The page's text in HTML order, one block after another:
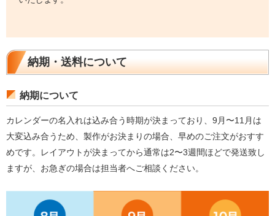
納期・送料について
納期について
カレンダーの名入れは込み合う時期が決まっており、9月〜11月は
大変込み合うため、製作がお決まりの場合、早めのご注文がおすす
めです。レイアウトが決まってから通常は2〜3週間ほどで発送致し
ますが、お急ぎの場合は担当者へご相談ください。